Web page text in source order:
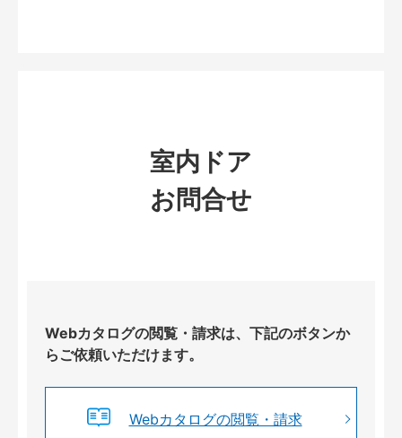
室内ドア
お問合せ
Webカタログの閲覧・請求は、下記のボタンか
らご依頼いただけます。
Webカタログの閲覧・請求